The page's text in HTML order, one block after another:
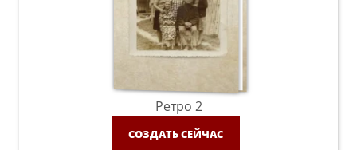
Ретро 2
СОЗДАТЬ СЕЙЧАС